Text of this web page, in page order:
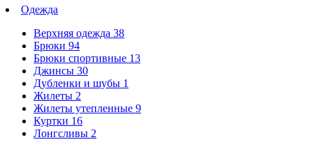
Одежда
Верхняя одежда 38
Брюки 94
Брюки спортивные 13
Джинсы 30
Дубленки и шубы 1
Жилеты 2
Жилеты утепленные 9
Куртки 16
Лонгсливы 2